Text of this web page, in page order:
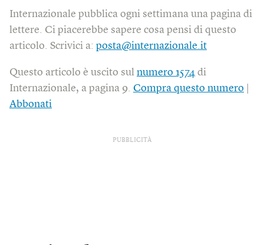
Internazionale pubblica ogni settimana una pagina di
lettere. Ci piacerebbe sapere cosa pensi di questo
articolo. Scrivici a: posta@internazionale.it
Questo articolo è uscito sul numero 1574 di
Internazionale, a pagina 9. Compra questo numero
Abbonati
PUBBLICITÀ